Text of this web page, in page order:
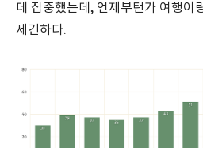
데 집중했는데, 언제부턴가 여행이
세긴하다.